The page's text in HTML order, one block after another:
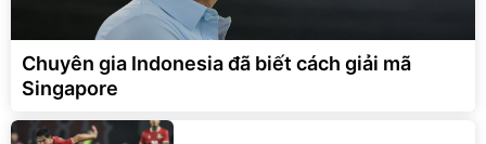
Chuyên gia Indonesia đã biết cách giải mã
Singapore